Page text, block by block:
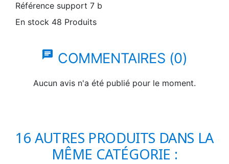
Référence support 7 b
En stock 48 Produits
chat COMMENTAIRES (0)
Aucun avis n'a été publié pour le moment.
16 AUTRES PRODUITS DANS LA
MÊME CATÉGORIE :